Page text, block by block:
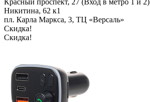
Никитина, 62 к1
пл. Карла Маркса, 3, ТЦ «Версаль»
Скидка!
Скидка!